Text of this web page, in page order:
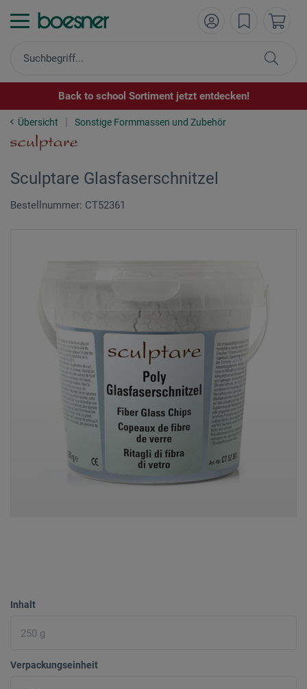
Back to school Sortiment jetzt entdecken!
Übersicht Sonstige Formmassen und Zubehör
Sculptare Glasfaserschnitzel
Bestellnummer: CT52361
Inhalt
Verpackungseinheit